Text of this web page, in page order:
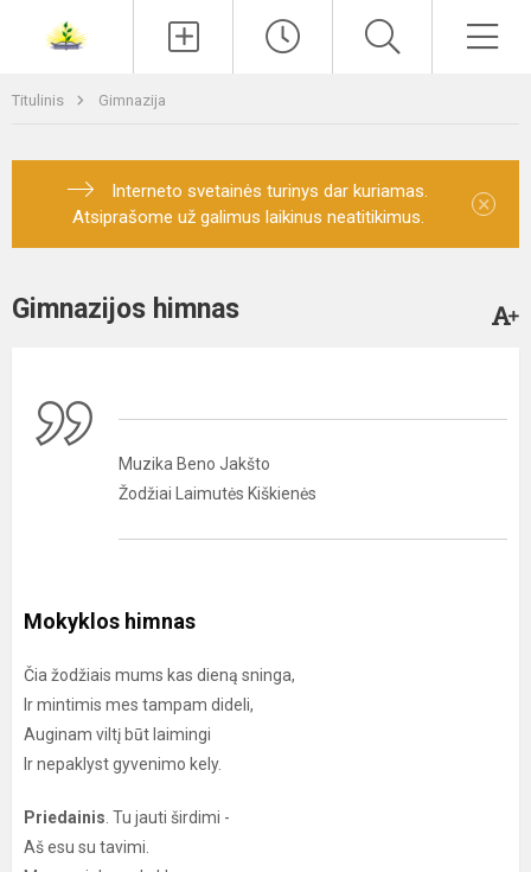
Titulinis Gimnazija
Interneto svetainės turinys dar kuriamas.
Atsiprašome už galimus laikinus neatitikimus.
×
Gimnazijos himnas
Muzika Beno Jakšto
Žodžiai Laimutės Kiškienės
Mokyklos himnas
Čia žodžiais mums kas dieną sninga,
Ir mintimis mes tampam dideli,
Auginam viltį būt laimingi
Ir nepaklyst gyvenimo kely.
Priedainis . Tu jauti širdimi -
Aš esu su tavimi.